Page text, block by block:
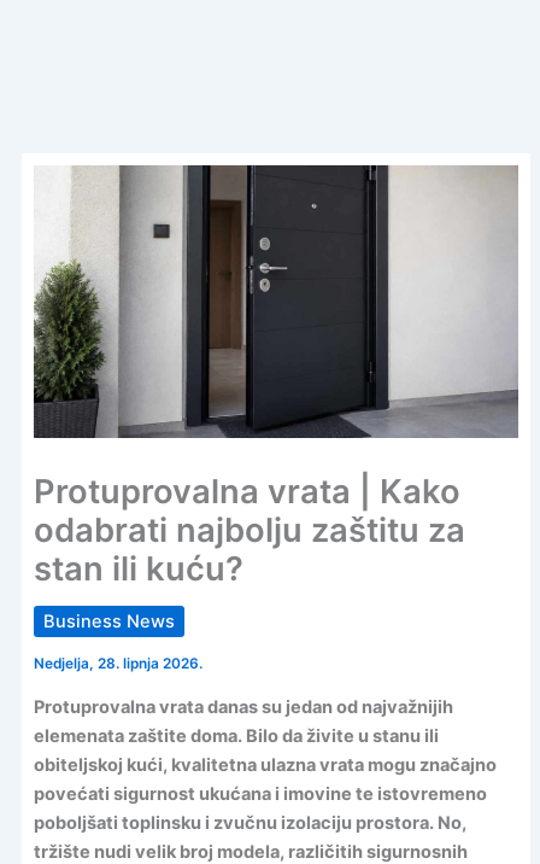
Protuprovalna vrata | Kako
odabrati najbolju zaštitu za
stan ili kuću?
Business News
Nedjelja, 28. lipnja 2026.
Protuprovalna vrata danas su jedan od najvažnijih
elemenata zaštite doma. Bilo da živite u stanu ili
obiteljskoj kući, kvalitetna ulazna vrata mogu značajno
povećati sigurnost ukućana i imovine te istovremeno
poboljšati toplinsku i zvučnu izolaciju prostora. No,
tržište nudi velik broj modela, različitih sigurnosnih